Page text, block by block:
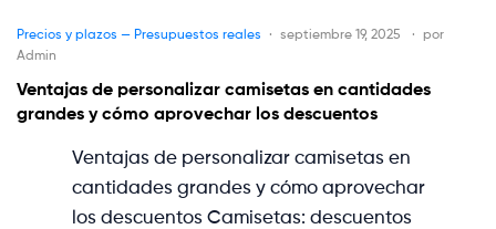
Precios y plazos — Presupuestos reales septiembre 19, 2025
por
Admin
Ventajas de personalizar camisetas en cantidades
grandes y cómo aprovechar los descuentos
Ventajas de personalizar camisetas en
cantidades grandes y cómo aprovechar
los descuentos Camisetas: descuentos